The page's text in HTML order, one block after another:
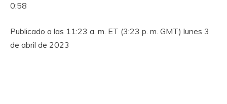
0:58
Publicado a las 11:23 a. m. ET (3:23 p. m. GMT) lunes 3
de abril de 2023